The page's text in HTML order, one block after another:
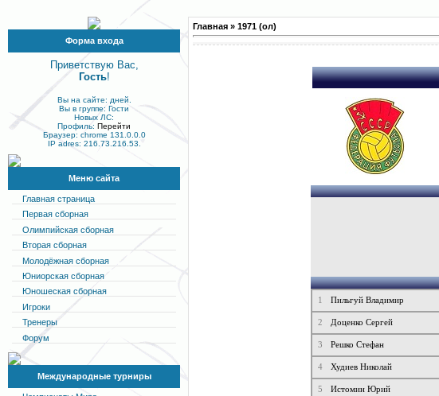
Форма входа
Приветствую Вас,
Гость!
Вы на сайте: дней.
Вы в группе: Гости
Новых ЛС:
Профиль: Перейти
Браузер: chrome 131.0.0.0
IP adres: 216.73.216.53.
Меню сайта
Главная страница
Первая сборная
Олимпийская сборная
Вторая сборная
Молодёжная сборная
Юниорская сборная
Юношеская сборная
Игроки
Тренеры
Форум
Международные турниры
Главная » 1971 (ол)
1 Пильгуй Владимир
2 Доценко Сергей
3 Решко Стефан
4 Худиев Николай
5 Истомин Юрий